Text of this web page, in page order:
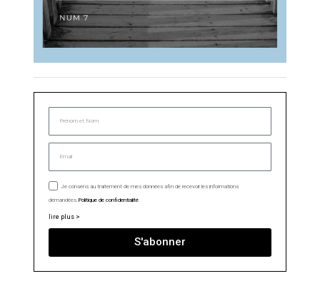
Je consens au traitement de mes données afin de recevoir les informations
demandées. Politique de confidentialité
lire plus >
S'abonner